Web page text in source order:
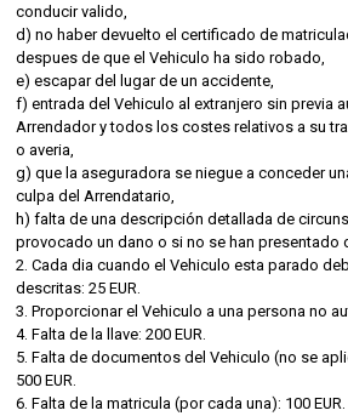
conducir valido,
d) no haber devuelto el certificado de
despues de que el Vehiculo ha sido robado,
e) escapar del lugar de un accidente,
f) entrada del Vehiculo al extranjero sin previa
Arrendador y todos los costes relativos a su
o averia,
g) que la aseguradora se niegue a conceder
culpa del Arrendatario,
h) falta de una descripción detallada de
provocado un dano o si no se han presentado
2. Cada dia cuando el Vehiculo esta parado
descritas: 25 EUR.
3. Proporcionar el Vehiculo a una persona no
4. Falta de la llave: 200 EUR.
5. Falta de documentos del Vehiculo (no se
500 EUR.
6. Falta de la matricula (por cada una): 100 EUR.